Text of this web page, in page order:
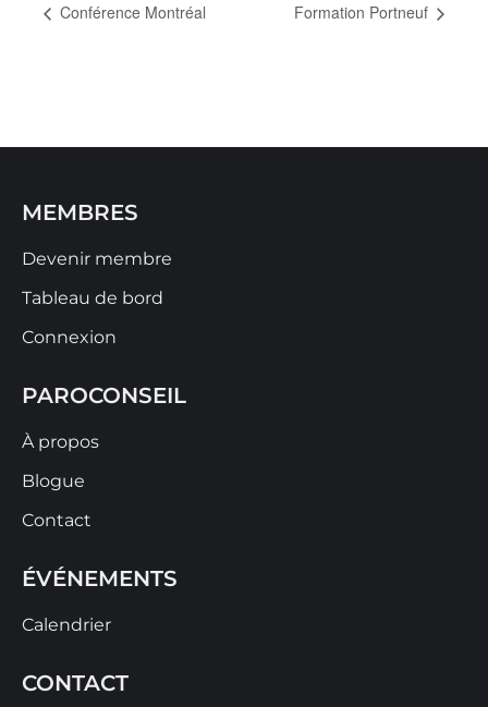
Conférence Montréal Formation Portneuf
MEMBRES
Devenir membre
Tableau de bord
Connexion
PAROCONSEIL
À propos
Blogue
Contact
ÉVÉNEMENTS
Calendrier
CONTACT